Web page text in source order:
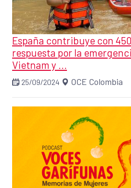
España contribuye con
respuesta por la
Vietnam y ...
25/09/2024 OCE Colombia